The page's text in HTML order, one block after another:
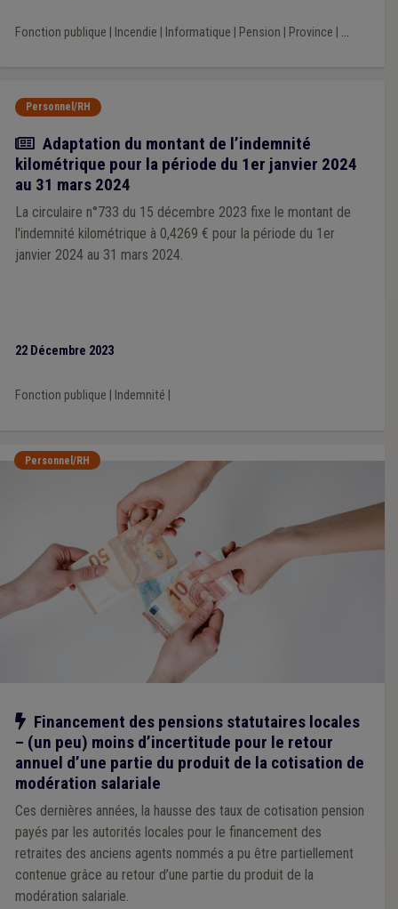
Fonction publique Incendie Informatique Pension Province ...
Personnel/RH
Actualité
Adaptation du montant de l’indemnité
kilométrique pour la période du 1er janvier 2024
au 31 mars 2024
La circulaire n°733 du 15 décembre 2023 fixe le montant de
l'indemnité kilométrique à 0,4269 € pour la période du 1er
janvier 2024 au 31 mars 2024.
22 Décembre 2023
Fonction publique Indemnité
Personnel/RH
Notre action
Financement des pensions statutaires locales
– (un peu) moins d’incertitude pour le retour
annuel d’une partie du produit de la cotisation de
modération salariale
Ces dernières années, la hausse des taux de cotisation pension
payés par les autorités locales pour le financement des
retraites des anciens agents nommés a pu être partiellement
contenue grâce au retour d’une partie du produit de la
modération salariale.